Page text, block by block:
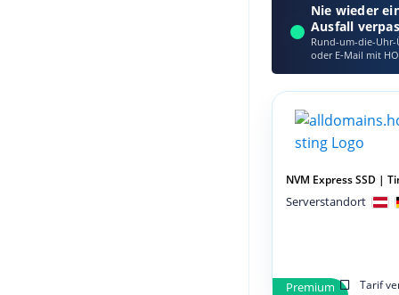
Nie wieder
Ausfall
Rund-um-die-Uhr-
oder E‑Mail mit
Premium Tarif
NVM Express SSD |
Serverstandort